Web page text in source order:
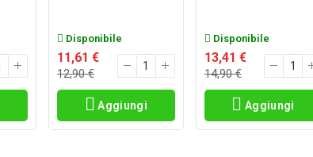
Disponibile
11,61 €
12,90 €
Aggiungi
Disponibile
13,41 €
14,90 €
Aggiungi